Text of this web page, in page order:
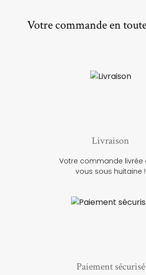
Votre commande en
Livraison
Votre commande livrée
vous sous huitaine !
Paiement sécurisé